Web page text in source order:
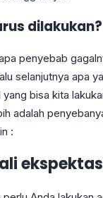
dilakukan?
penyebab
selanjutnya apa
bisa kita
adalah
: